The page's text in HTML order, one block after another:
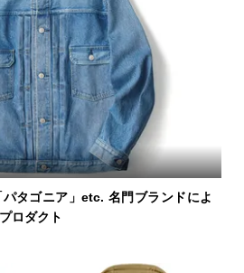
パタゴニア」etc. 名門ブランドによ
ロダクト